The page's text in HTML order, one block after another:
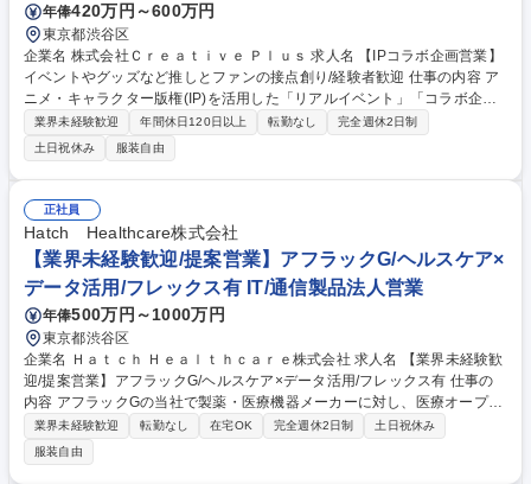
年俸420万円～600万円
東京都渋谷区
企業名 株式会社Ｃｒｅａｔｉｖｅ Ｐｌｕｓ 求人名 【IPコラボ企画営業】
イベントやグッズなど推しとファンの接点創り/経験者歓迎 仕事の内容 ア
ニメ・キャラクター版権(IP)を活用した「リアルイベント」「コラボ企
画」「グッズ制作」の企画立案から、版権元様やクライアント様との交
渉、制作進行、リリースまでを一気通貫で担う企画営業をお任せします。
■IPコラボ・イベント企画の立案、IP選定、企画書作成 ■版権元との商品化
許諾交渉、監修対応、条件調整 ■施設・メーカー等コラボ先との折衝、実
施内容調整 ■グッズ等の商品化企画、収支設計・マネタイズ試算 ■SNS・
EC・イベントと連動した販促施策の企画 ■デジタル施策と連動した立体的
なIPコラボ推進 募集職種 【IPコラボ企画営業】イベントやグッズなど推
しとファンの接点創り/経験者歓迎
業界未経験歓迎 年間休日120日以上 転勤なし
完全週休2日制
土日祝休み
服装自由
正社員
Hatch Healthcare株式会社
【業界未経験歓迎/提案営業】アフラックG/ヘルスケア×
データ活用/フレックス有 IT/通信製品法人営業
年俸500万円～1000万円
東京都渋谷区
企業名 Ｈａｔｃｈ Ｈｅａｌｔｈｃａｒｅ株式会社 求人名 【業界未経験歓
迎/提案営業】アフラックG/ヘルスケア×データ活用/フレックス有 仕事の
内容 アフラックGの当社で製薬・医療機器メーカーに対し、医療オープン
データの可視化ツール(WhytPlot)の提供及びデータの活用方法を提案する
営業職を募集します。数打つ営業ではなく、関係構築型の営業です。 入社
後はOJTで業務をキャッチアップいただきます。【具体的には】中小から
業界未経験歓迎 転勤なし 在宅OK 完全週休2日制
土日祝休み
服装自由